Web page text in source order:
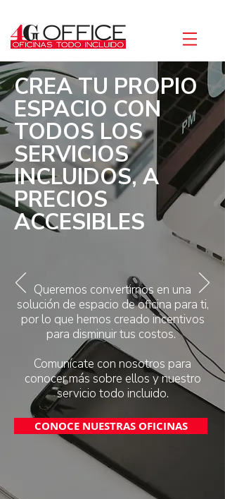
CREA TU PROPIO
ESPACIO CON
TODOS LOS
SERVICIOS
INCLUIDOS, A
PRECIOS
ACCESIBLES
Queremos convertirnos en una
solución de espacio de oficina para ti,
por lo que hemos creado incentivos
para disminuir tus costos.
Comunícate con nosotros para
conocer más sobre ellos y nuestro
servicio todo incluido.
CONOCE NUESTRAS OFICINAS